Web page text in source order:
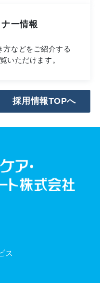
ナー情報
方などをご紹介する
いただけます。
採用情報TOPへ
ス